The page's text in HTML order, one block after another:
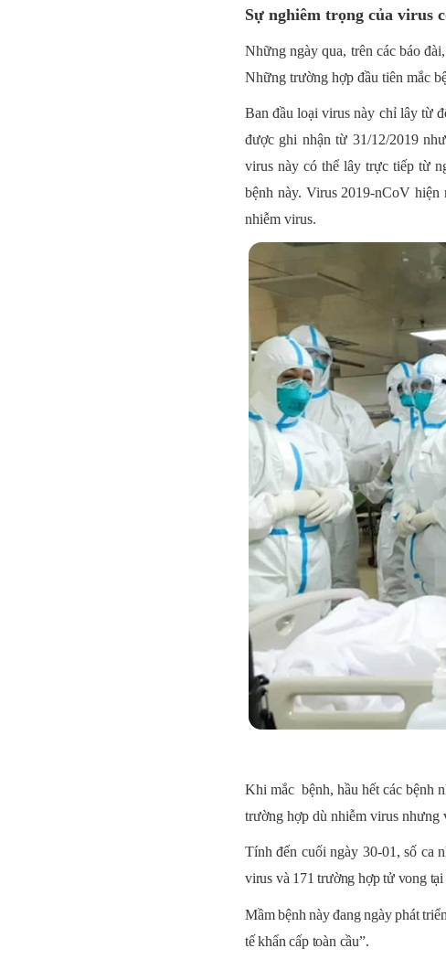
Sự nghiêm trọng của virus
Những ngày qua, trên các báo
Những trường hợp đầu tiên mắc
Ban đầu loại virus này chỉ lây từ
được ghi nhận từ 31/12/2019
virus này có thể lây trực tiếp từ
bệnh này. Virus 2019-nCoV
nhiễm virus.
Khi mắc bệnh, hầu hết các bệnh
trường hợp dù nhiễm virus nhưng
Tính đến cuối ngày 30-01, số ca
virus và 171 trường hợp tử vong
Mầm bệnh này đang ngày phát
tế khẩn cấp toàn cầu”.